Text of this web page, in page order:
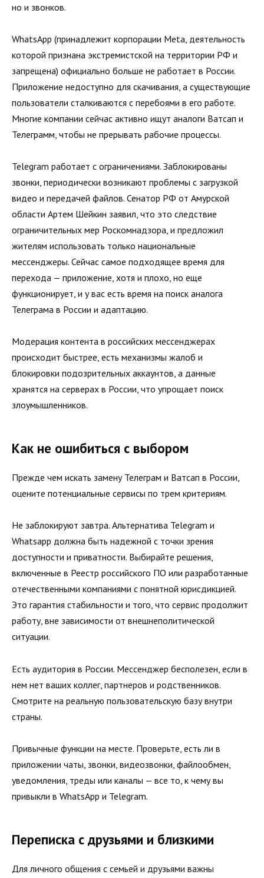
но и звонков.
WhatsApp (принадлежит корпорации Meta, деятельность
которой признана экстремистской на территории РФ и
запрещена) официально больше не работает в России.
Приложение недоступно для скачивания, а существующие
пользователи сталкиваются с перебоями в его работе.
Многие компании сейчас активно ищут аналоги Ватсап и
Телеграмм, чтобы не прерывать рабочие процессы.
Telegram работает с ограничениями. Заблокированы
звонки, периодически возникают проблемы с загрузкой
видео и передачей файлов. Сенатор РФ от Амурской
области Артем Шейкин заявил, что это следствие
ограничительных мер Роскомнадзора, и предложил
жителям использовать только национальные
мессенджеры. Сейчас самое подходящее время для
перехода — приложение, хотя и плохо, но еще
функционирует, и у вас есть время на поиск аналога
Телеграма в России и адаптацию.
Модерация контента в российских мессенджерах
происходит быстрее, есть механизмы жалоб и
блокировки подозрительных аккаунтов, а данные
хранятся на серверах в России, что упрощает поиск
злоумышленников.
Как не ошибиться с выбором
Прежде чем искать замену Телеграм и Ватсап в России,
оцените потенциальные сервисы по трем критериям.
Не заблокируют завтра. Альтернатива Telegram и
Whatsapp должна быть надежной с точки зрения
доступности и приватности. Выбирайте решения,
включенные в Реестр российского ПО или разработанные
отечественными компаниями с понятной юрисдикцией.
Это гарантия стабильности и того, что сервис продолжит
работу, вне зависимости от внешнеполитической
ситуации.
Есть аудитория в России. Мессенджер бесполезен, если в
нем нет ваших коллег, партнеров и родственников.
Смотрите на реальную пользовательскую базу внутри
страны.
Привычные функции на месте. Проверьте, есть ли в
приложении чаты, звонки, видеозвонки, файлообмен,
уведомления, треды или каналы — все то, к чему вы
привыкли в WhatsApp и Telegram.
Переписка с друзьями и близкими
Для личного общения с семьей и друзьями важны